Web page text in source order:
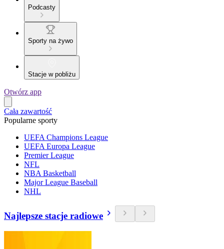
Podcasty
Sporty na żywo
Stacje w pobliżu
Otwórz app
Cała zawartość
Popularne sporty
UEFA Champions League
UEFA Europa League
Premier League
NFL
NBA Basketball
Major League Baseball
NHL
Najlepsze stacje radiowe